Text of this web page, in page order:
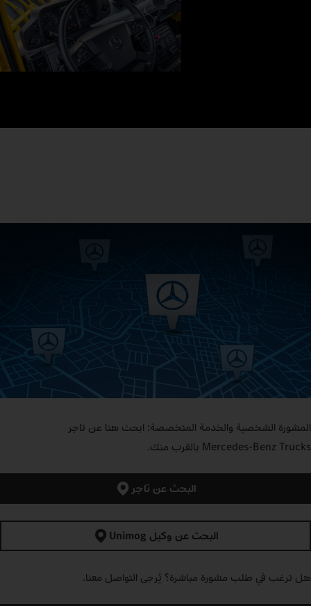
المشورة الشخصية والخدمة المتخصصة: ابحث هنا عن تاجر
Mercedes‑Benz Trucks بالقرب منك.
البحث عن تاجر
البحث عن وكيل Unimog
هل ترغب في طلب مشورة مباشرة؟ يُرجى التواصل معنا.